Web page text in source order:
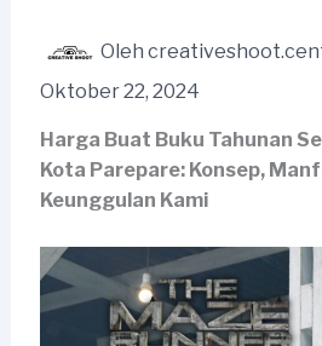
Oleh
Oktober 22, 2024
Harga Buat Buku Tahunan
Kota Parepare: Konsep,
Keunggulan Kami